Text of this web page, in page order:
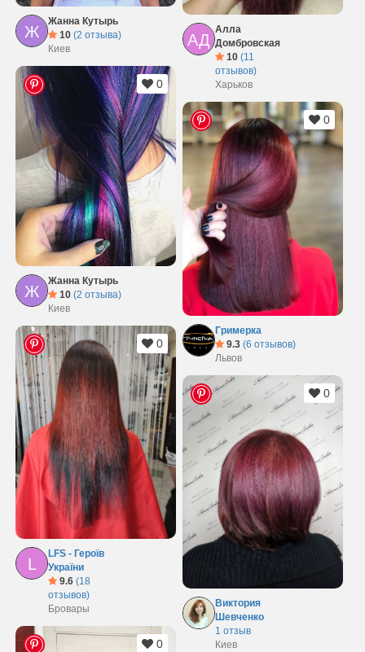
АД
Алла
Домбровская
10 (11
отзывов)
Харьков
Ж
Жанна Кутырь
10 (2 отзыва)
Киев
Ж
Жанна Кутырь
10 (2 отзыва)
Киев
0
Гримерка
9.3 (6 отзывов)
Львов
0
L
LFS - Героїв
України
9.6 (18
отзывов)
Бровары
0
Виктория
Шевченко
1 отзыв
Киев
0
0